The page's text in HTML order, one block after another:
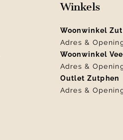
Winkels
Woonwinkel
Adres &
Woonwinkel
Adres &
Outlet Zutphen
Adres &